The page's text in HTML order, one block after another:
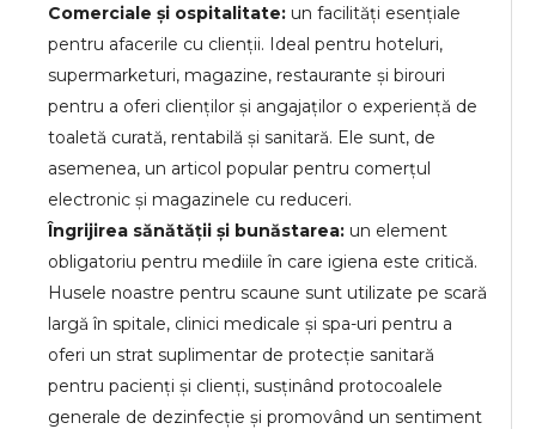
Comerciale și ospitalitate: un facilități esențiale
pentru afacerile cu clienții. Ideal pentru hoteluri,
supermarketuri, magazine, restaurante și birouri
pentru a oferi clienților și angajaților o experiență de
toaletă curată, rentabilă și sanitară. Ele sunt, de
asemenea, un articol popular pentru comerțul
electronic și magazinele cu reduceri.
Îngrijirea sănătății și bunăstarea: un element
obligatoriu pentru mediile în care igiena este critică.
Husele noastre pentru scaune sunt utilizate pe scară
largă în spitale, clinici medicale și spa-uri pentru a
oferi un strat suplimentar de protecție sanitară
pentru pacienți și clienți, susținând protocoalele
generale de dezinfecție și promovând un sentiment